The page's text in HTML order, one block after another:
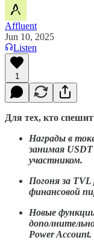
Affluent
Jun 10, 2025
Listen
1
Для тех, кто спешит
Награды в
занимая
участником.
Погоня за
финансовой
Новые
Power Account.